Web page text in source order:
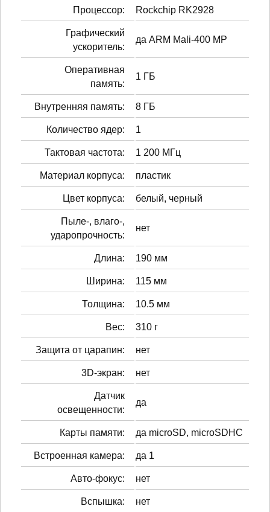
Процессор: Rockchip RK2928
Графический
ускоритель:
да ARM Mali-400 MP
Оперативная
память:
1 ГБ
Внутренняя память: 8 ГБ
Количество ядер: 1
Тактовая частота: 1 200 МГц
Материал корпуса: пластик
Цвет корпуса: белый, черный
Пыле-, влаго-,
ударопрочность:
нет
Длина: 190 мм
Ширина: 115 мм
Толщина: 10.5 мм
Вес: 310 г
Защита от царапин: нет
3D-экран: нет
Датчик
освещенности:
да
Карты памяти: да microSD, microSDHC
Встроенная камера: да 1
Авто-фокус: нет
Вспышка: нет